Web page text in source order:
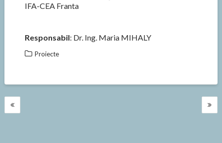
IFA-CEA Franta
Responsabil: Dr. Ing. Maria MIHALY
Proiecte
Navigare
în